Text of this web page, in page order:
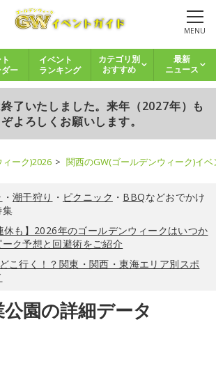
MENU
ー
イベント
ランキング
カテゴリ別
おすすめ
最新
ニュース
了いたしました。来年（2027年）も
よろしくお願いします。
ーク)2026 関西のGW(ゴールデンウィーク)イ
・ 潮干狩り ・ ピクニック ・ BBQなどおでかけ
集
休も】2026年のゴールデンウィークはいつか
ク予想と回避術をご紹介
こ行く！？関東・関西・東海エリア別スポ
園の詳細データ